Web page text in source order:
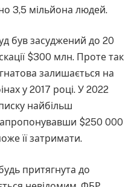
3,5 мільйона людей.
був засуджений до 20
$300 млн. Проте так
залишається на
у 2017 році. У 2022
найбільш
$250 000
її затримати.
притягнута до